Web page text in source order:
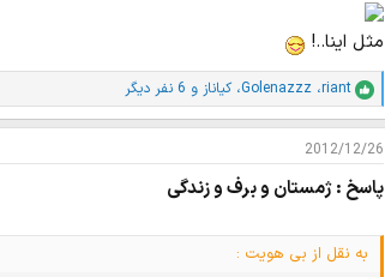
مثل اینا..!
ا
م
ت
ی
ز
ت
riant، Golenazzz، كياناز و 6 نفر دیگر
2012/12/26
پاسخ : ژمستان و برف و زندگی
به نقل از بی هویت :